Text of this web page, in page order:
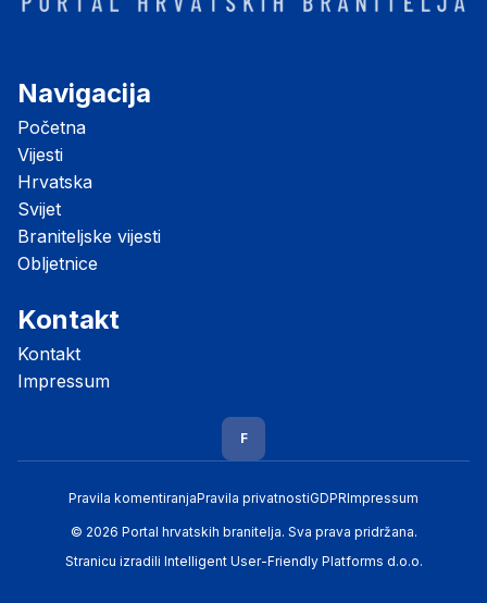
Navigacija
Početna
Vijesti
Hrvatska
Svijet
Braniteljske vijesti
Obljetnice
Kontakt
Kontakt
Impressum
F
Pravila komentiranjaPravila privatnostiGDPRImpressum
© 2026 Portal hrvatskih branitelja. Sva prava pridržana.
Stranicu izradili Intelligent User-Friendly Platforms d.o.o.